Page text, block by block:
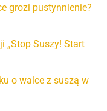
grozi pustynnienie?
„Stop Suszy! Start
o walce z suszą w